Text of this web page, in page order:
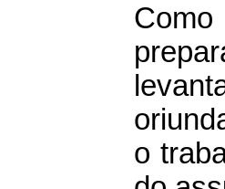
o